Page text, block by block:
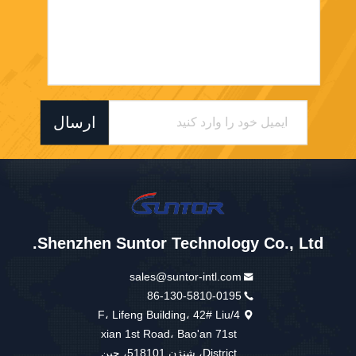
ارسال
Shenzhen Suntor Technology Co., Ltd.
sales@suntor-intl.com
86-130-5810-0195
4/F، Lifeng Building، 42# Liu
xian 1st Road، Bao'an 71st
District، شنژن 518101، چین